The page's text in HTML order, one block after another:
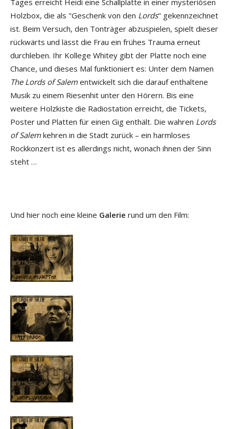
Tages erreicht Heidi eine Schallplatte in einer mysteriösen
Holzbox, die als "Geschenk von den Lords" gekennzeichnet
ist. Beim Versuch, den Tonträger abzuspielen, spielt dieser
rückwärts und lässt die Frau ein frühes Trauma erneut
durchleben. Ihr Kollege Whitey gibt der Platte noch eine
Chance, und dieses Mal funktioniert es: Unter dem Namen
The Lords of Salem entwickelt sich die darauf enthaltene
Musik zu einem Riesenhit unter den Hörern. Bis eine
weitere Holzkiste die Radiostation erreicht, die Tickets,
Poster und Platten für einen Gig enthält. Die wahren Lords
of Salem kehren in die Stadt zurück – ein harmloses
Rockkonzert ist es allerdings nicht, wonach ihnen der Sinn
steht …
Und hier noch eine kleine Galerie rund um den Film: